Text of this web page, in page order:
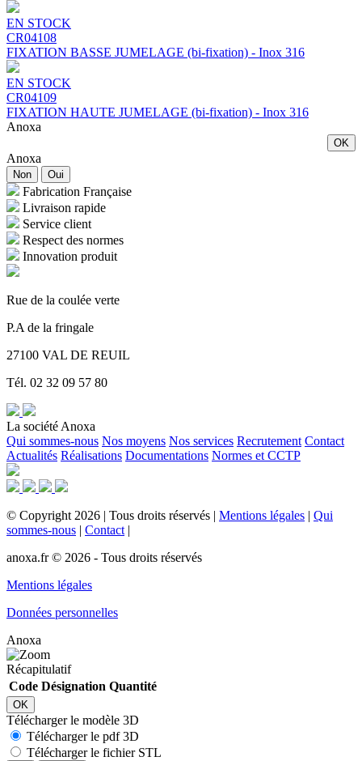
EN STOCK
CR04108
FIXATION BASSE JUMELAGE (bi-fixation) - Inox 316
EN STOCK
CR04109
FIXATION HAUTE JUMELAGE (bi-fixation) - Inox 316
Anoxa
OK
Anoxa
Non Oui
Fabrication Française
Livraison rapide
Service client
Respect des normes
Innovation produit
Rue de la coulée verte
P.A de la fringale
27100 VAL DE REUIL
Tél. 02 32 09 57 80
La société Anoxa
Qui sommes-nous Nos moyens Nos services Recrutement Contact
Actualités Réalisations Documentations Normes et CCTP
© Copyright 2026 | Tous droits réservés | Mentions légales | Qui
sommes-nous | Contact |
anoxa.fr © 2026 - Tous droits réservés
Mentions légales
Données personnelles
Anoxa
Récapitulatif
Code Désignation Quantité
OK
Télécharger le modèle 3D
Télécharger le pdf 3D
Télécharger le fichier STL